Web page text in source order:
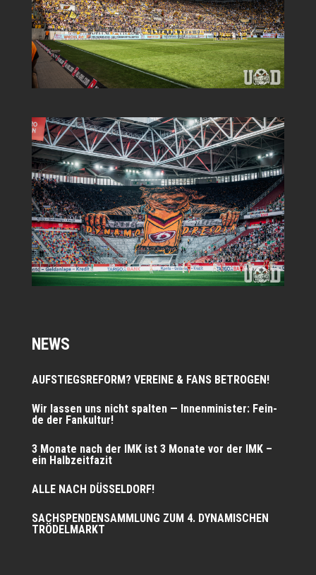
NEWS
AUFSTIEGSREFORM? VEREINE & FANS BETROGEN!
Wir las­sen uns nicht spal­ten — Innen­mi­nis­ter: Fein­
de der Fankultur!
3 Mona­te nach der IMK ist 3 Mona­te vor der IMK –
ein Halbzeitfazit
ALLE NACH DÜSSELDORF!
SACHSPENDENSAMMLUNG ZUM 4. DYNAMISCHEN
TRÖDELMARKT